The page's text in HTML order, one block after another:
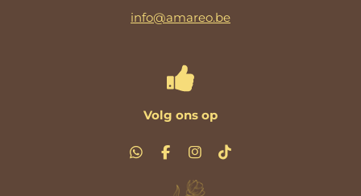
info@amareo.be
Volg ons op
W
F
I
s
T